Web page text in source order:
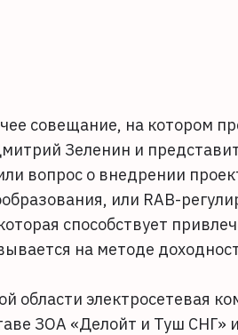
совещание, на котором
Зеленин и
вопрос о внедрении
или RAB-
способствует
на методе
области электросетевая
ЗОА «Делойт и Туш СНГ»